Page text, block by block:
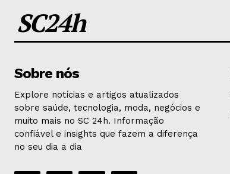
SC24h
Sobre nós
Explore notícias e artigos atualizados
sobre saúde, tecnologia, moda, negócios e
muito mais no SC 24h. Informação
confiável e insights que fazem a diferença
no seu dia a dia